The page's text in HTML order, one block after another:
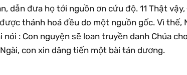
dẫn đưa họ tới nguồn ơn cứu độ. 11 Thật
thánh hoá đều do một nguồn gốc. Vì thế,
: Con nguyện sẽ loan truyền danh Chúa
con xin dâng tiến một bài tán dương.